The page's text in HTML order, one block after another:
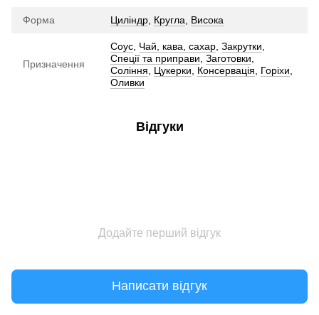
Форма Циліндр Кругла Висока
Призначення
Соус Чай, кава, сахар Закрутки
Спеції та приправи Заготовки
Соління
Цукерки Консервація Горіхи
Оливки
Відгуки
Додайте перший відгук
Написати відгук